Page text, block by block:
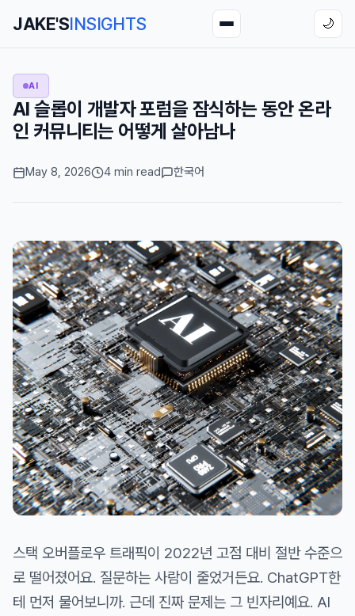
JAKE'SINSIGHTS 🌙
AI
AI 슬롭이 개발자 포럼을 잠식하는 동안 온라
인 커뮤니티는 어떻게 살아남나
May 8, 2026 4 min read 한국어
스택 오버플로우 트래픽이 2022년 고점 대비 절반 수준으
로 떨어졌어요. 질문하는 사람이 줄었거든요. ChatGPT한
테 먼저 물어보니까. 근데 진짜 문제는 그 빈자리예요. AI